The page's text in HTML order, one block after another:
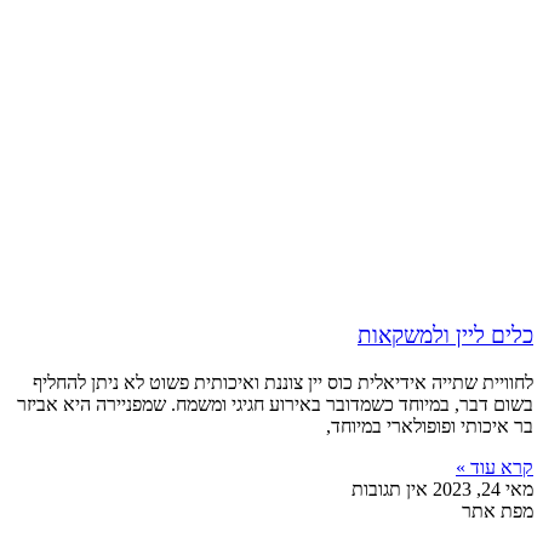
כלים ליין ולמשקאות
לחוויית שתייה אידיאלית כוס יין צוננת ואיכותית פשוט לא ניתן להחליף
בשום דבר, במיוחד כשמדובר באירוע חגיגי ומשמח. שמפניירה היא אביזר
בר איכותי ופופולארי במיוחד,
קרא עוד »
מאי 24, 2023
אין תגובות
מפת אתר